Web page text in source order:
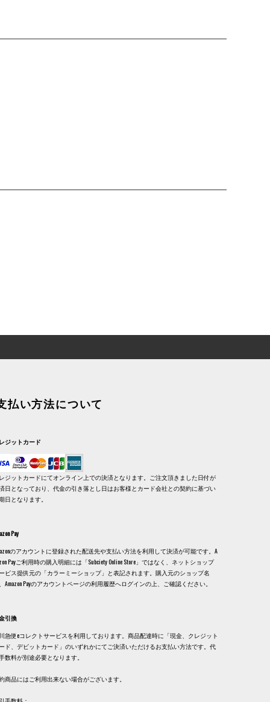
払い方法について
ジットカード
ジットカードにてオンライン上での決済となります。ご注文頂きました日付が
日となっており、代金の引き落とし日はお客様とカード会社との契約に基づい
日となります。
Pay
のアカウントに登録された配送先や支払い方法を利用して決済が可能です。A
Payご利用時の購入明細には「Subciety Online Store」ではなく、ネットショップ
ビス提供元の「カラーミーショップ」と表記されます。購入元のショップ名
Amazon Payのアカウントページの利用履歴へログインの上、ご確認ください。
引換
急便eコレクトサービスを利用しております。商品配達時に「現金、クレジット
ド、デビットカード」のいずれかにてご決済いただけるお支払い方法です。代
数料が別途必要となります。
商品にはご利用出来ない場合がございます。